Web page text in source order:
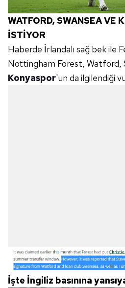
WATFORD, SWANSEA VE
İSTİYOR
Haberde İrlandalı sağ bek ile
Nottingham Forest, Watford,
Konyaspor'un da ilgilendiği
İşte İngiliz basınına